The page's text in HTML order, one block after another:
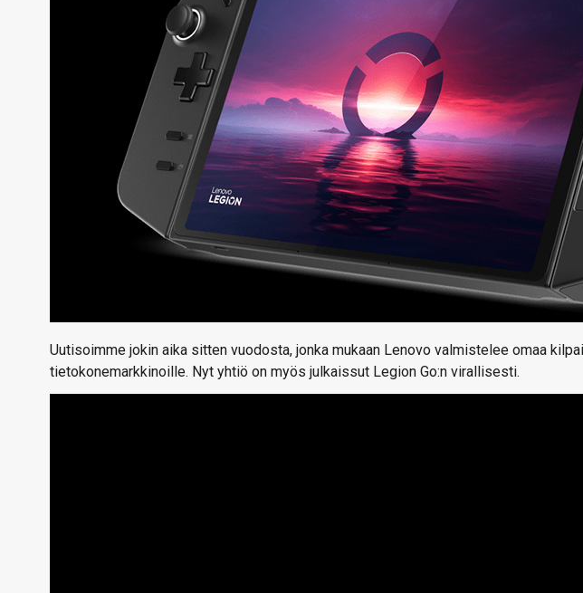
Uutisoimme jokin aika sitten vuodosta, jonka mukaan Lenovo valmistelee omaa
tietokonemarkkinoille. Nyt yhtiö on myös julkaissut Legion Go:n virallisesti.